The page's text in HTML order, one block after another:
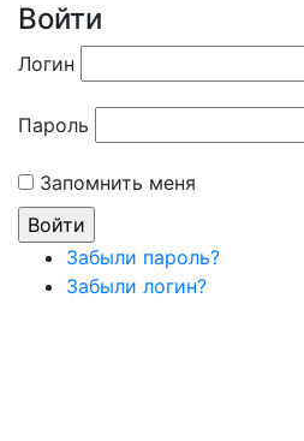
Войти
Логин
Пароль
Запомнить меня
Забыли пароль?
Забыли логин?